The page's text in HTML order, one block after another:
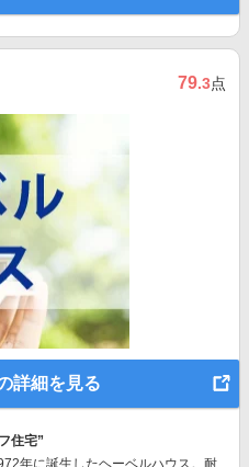
79.3点
詳細を見る
住宅”
年に誕生したヘーベルハウス。耐